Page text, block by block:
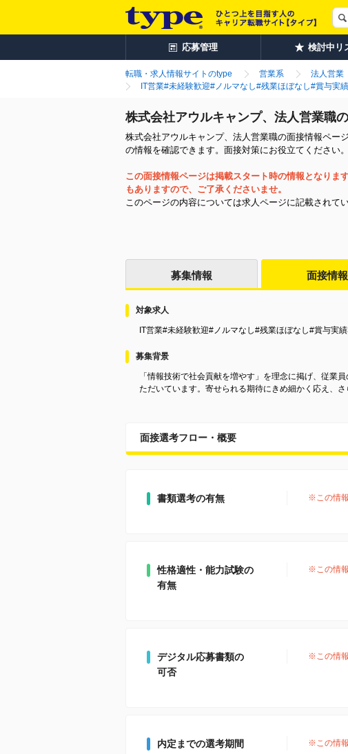
応募管理 検討中リ
転職・求人情報サイトのtype 営業系 法人営業
IT営業#未経験歓迎#ノルマなし#残業ほぼなし#賞与実
株式会社アウルキャンプ、法人営業職
株式会社アウルキャンプ、法人営業職の面接情報ペー
の情報を確認できます。面接対策にお役立てください。
この面接情報ページは掲載スタート時の情報となりま
もありますので、ご了承くださいませ。
このページの内容については求人ページに記載されて
募集情報 面接情報
対象求人
IT営業#未経験歓迎#ノルマなし#残業ほぼなし#賞与実
募集背景
「情報技術で社会貢献を増やす」を理念に掲げ、従業
ただいています。寄せられる期待にきめ細かく応え、
面接選考フロー・概要
書類選考の有無 ※この情
性格適性・能力試験の
有無
※この情
デジタル応募書類の
可否
※この情
内定までの選考期間 ※この情